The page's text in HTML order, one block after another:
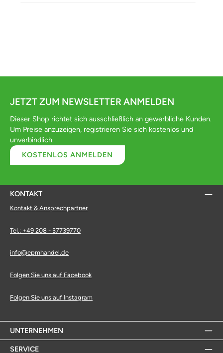
JETZT ZUM NEWSLETTER ANMELDEN
Dieser Shop richtet sich ausschließlich an gewerbliche Kunden.
Um Preise anzuzeigen, registrieren Sie sich kostenlos und
unverbindlich.
KOSTENLOS ANMELDEN
KONTAKT
Kontakt & Ansprechpartner
Tel.: +49 208 - 37739770
info@epmhandel.de
Folgen Sie uns auf Facebook
Folgen Sie uns auf Instagram
UNTERNEHMEN
SERVICE